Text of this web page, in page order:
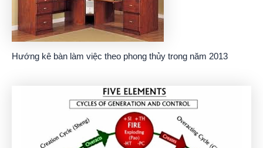
Hướng kê bàn làm việc theo phong thủy trong năm 2013